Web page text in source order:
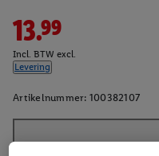
13.99
Incl. BTW excl.
Levering
Artikelnummer: 100382107